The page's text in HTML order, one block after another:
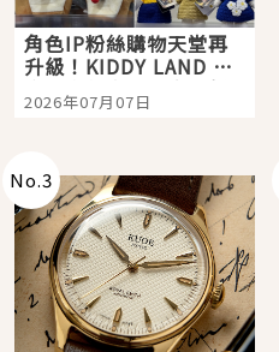
角色IP粉絲購物天堂再
升級！KIDDY LAND 原
宿店吉伊卡哇迎客，新
開幕 OMOKADO 店3分
2026年07月07日
No.3